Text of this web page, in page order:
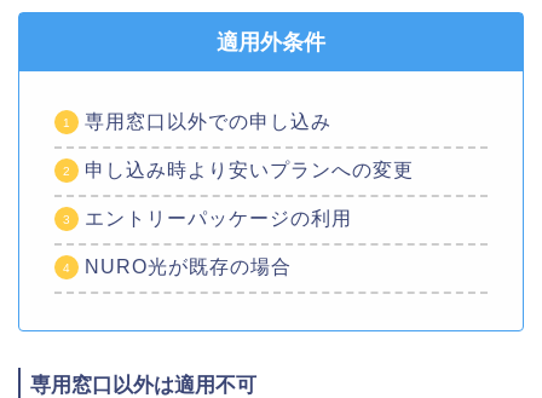
適用外条件
専用窓口以外での申し込み
申し込み時より安いプランへの変更
エントリーパッケージの利用
NURO光が既存の場合
専用窓口以外は適用不可